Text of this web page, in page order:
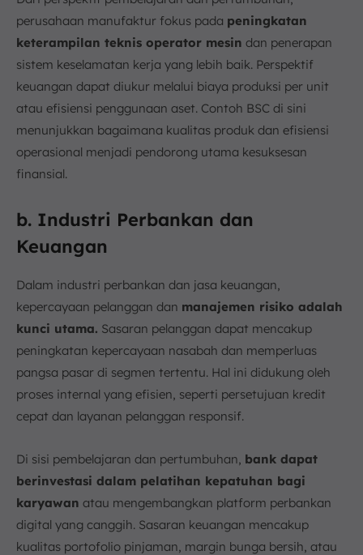
perusahaan manufaktur fokus pada peningkatan
keterampilan teknis operator mesin dan penerapan
sistem keselamatan kerja yang lebih baik. Perspektif
keuangan dapat diukur melalui biaya produksi per unit
atau efisiensi penggunaan aset. Contoh BSC di sini
menunjukkan bagaimana kualitas produk dan efisiensi
operasional menjadi pendorong utama kesuksesan
finansial.
b. Industri Perbankan dan
Keuangan
Dalam industri perbankan dan jasa keuangan,
kepercayaan pelanggan dan manajemen risiko adalah
kunci utama. Sasaran pelanggan dapat mencakup
peningkatan kepercayaan nasabah dan memperluas
pangsa pasar di segmen tertentu. Hal ini didukung oleh
proses internal yang efisien, seperti persetujuan kredit
cepat dan layanan pelanggan responsif.
Di sisi pembelajaran dan pertumbuhan, bank dapat
berinvestasi dalam pelatihan kepatuhan bagi
karyawan atau mengembangkan platform perbankan
digital yang canggih. Sasaran keuangan mencakup
kualitas portofolio pinjaman, margin bunga bersih, atau